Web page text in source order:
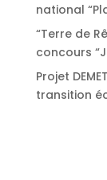
national
“Terre de
concours
Projet
transition